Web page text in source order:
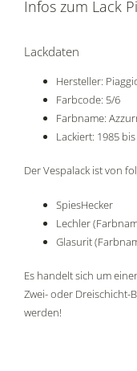
Infos zum Lack
Lackdaten
Hersteller:
Farbcode: 5/6
Farbname:
Lackiert: 1985
Der Vespalack ist von
SpiesHecker
Lechler
Glasurit
Es handelt sich um
Zwei- oder Dreischicht-
werden!